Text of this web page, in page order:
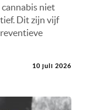
niet
Dit zijn vijf
10 juli 2026